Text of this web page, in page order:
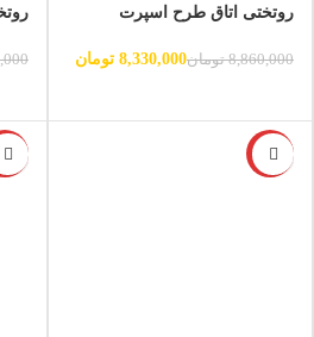
روتختی اتاق طرح اسپرت
8,860,000 تومان8,330,000 تومان
-6%
-6%